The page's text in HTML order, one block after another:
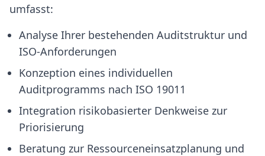
umfasst:
Analyse Ihrer bestehenden Auditstruktur und
ISO-Anforderungen
Konzeption eines individuellen
Auditprogramms nach ISO 19011
Integration risikobasierter Denkweise zur
Priorisierung
Beratung zur Ressourceneinsatzplanung und